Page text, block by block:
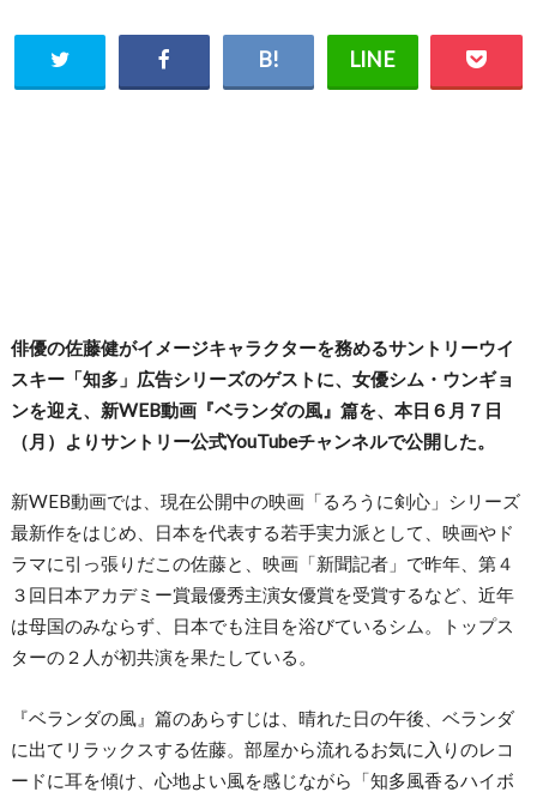
俳優の佐藤健がイメージキャラクターを務めるサントリーウイ
スキー「知多」広告シリーズのゲストに、女優シム・ウンギョ
ンを迎え、新WEB動画『ベランダの風』篇を、本日６月７日
（月）よりサントリー公式YouTubeチャンネルで公開した。
新WEB動画では、現在公開中の映画「るろうに剣心」シリーズ
最新作をはじめ、日本を代表する若手実力派として、映画やド
ラマに引っ張りだこの佐藤と、映画「新聞記者」で昨年、第４
３回日本アカデミー賞最優秀主演女優賞を受賞するなど、近年
は母国のみならず、日本でも注目を浴びているシム。トップス
ターの２人が初共演を果たしている。
『ベランダの風』篇のあらすじは、晴れた日の午後、ベランダ
に出てリラックスする佐藤。部屋から流れるお気に入りのレコ
ードに耳を傾け、心地よい風を感じながら「知多風香るハイボ